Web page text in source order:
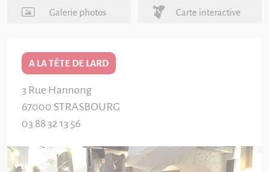
Galerie photos Carte interactive
A LA TÊTE DE LARD
3 Rue Hannong
67000 STRASBOURG
03 88 32 13 56